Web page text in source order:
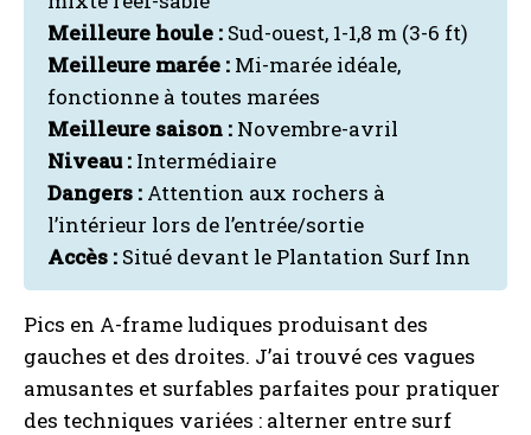
Meilleure houle : Sud-ouest, 1-1,8 m (3-6 ft)
Meilleure marée : Mi-marée idéale,
fonctionne à toutes marées
Meilleure saison : Novembre-avril
Niveau : Intermédiaire
Dangers : Attention aux rochers à
l’intérieur lors de l’entrée/sortie
Accès : Situé devant le Plantation Surf Inn
Pics en A-frame ludiques produisant des
gauches et des droites. J’ai trouvé ces vagues
amusantes et surfables parfaites pour pratiquer
des techniques variées : alterner entre surf